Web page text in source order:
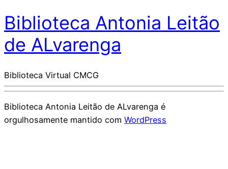
Biblioteca Antonia Leitão
de ALvarenga
Biblioteca Virtual CMCG
Biblioteca Antonia Leitão de ALvarenga é
orgulhosamente mantido com WordPress